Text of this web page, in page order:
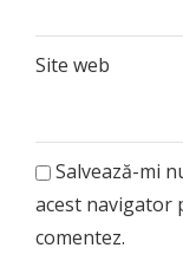
Site web
Salvează-mi
acest navigator
comentez.